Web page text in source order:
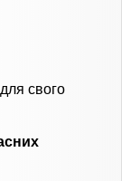
для свого